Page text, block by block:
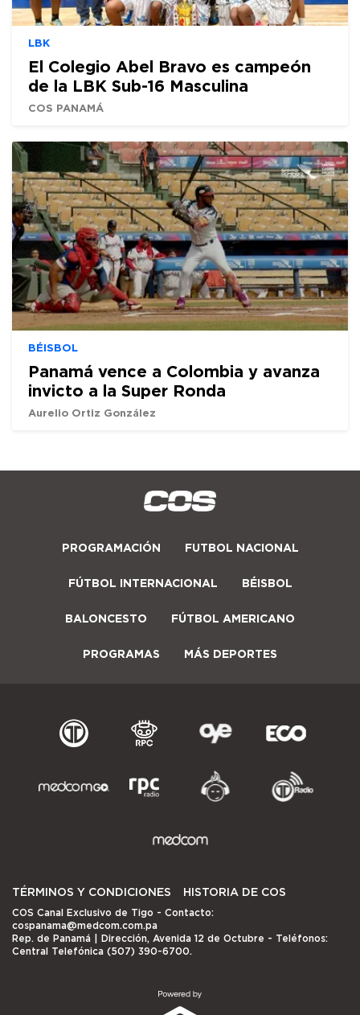
LBK
El Colegio Abel Bravo es campeón
de la LBK Sub-16 Masculina
COS PANAMÁ
BÉISBOL
Panamá vence a Colombia y avanza
invicto a la Super Ronda
Aurelio Ortiz González
PROGRAMACIÓN FUTBOL NACIONAL
FÚTBOL INTERNACIONAL BÉISBOL
BALONCESTO FÚTBOL AMERICANO
PROGRAMAS MÁS DEPORTES
TÉRMINOS Y CONDICIONES HISTORIA DE COS
COS Canal Exclusivo de Tigo - Contacto:
cospanama@medcom.com.pa
Rep. de Panamá | Dirección, Avenida 12 de Octubre - Teléfonos:
Central Telefónica (507) 390-6700.